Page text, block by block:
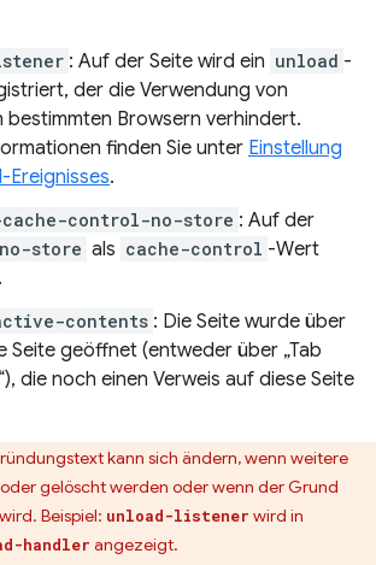
: Auf der Seite wird ein unload -
der die Verwendung von
bestimmten Browsern verhindert.
finden Sie unter Einstellung
Ereignisses.
cache-control-no-store : Auf der
no-store als cache-control -Wert
contents : Die Seite wurde über
Seite geöffnet (entweder über „Tab
die noch einen Verweis auf diese Seite
kann sich ändern, wenn weitere
gelöscht werden oder wenn der Grund
Beispiel: unload-listener wird in
handler angezeigt.